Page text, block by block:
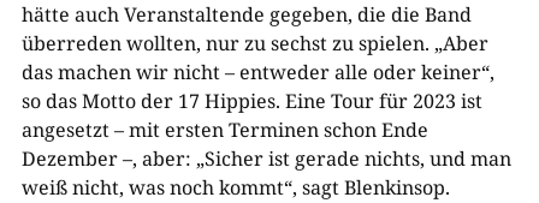
hätte auch Veranstaltende gegeben, die die Band
überreden wollten, nur zu sechst zu spielen. „Aber
das machen wir nicht – entweder alle oder keiner“,
so das Motto der 17 Hippies. Eine Tour für 2023 ist
angesetzt – mit ersten Terminen schon Ende
Dezember –, aber: „Sicher ist gerade nichts, und man
weiß nicht, was noch kommt“, sagt Blenkinsop.